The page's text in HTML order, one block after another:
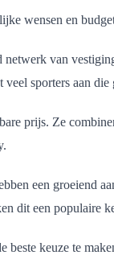
wensen en
van
sporters aan
prijs. Ze
een groeiend
dit een populaire
beste keuze te